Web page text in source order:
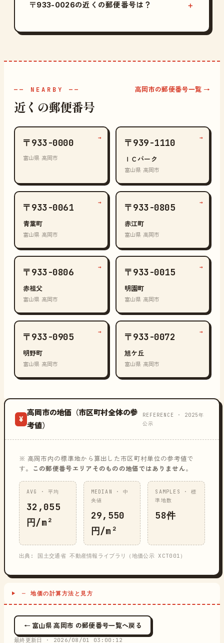
〒933-0026の近くの郵便番号は？
—— NEARBY ——
近くの郵便番号
高岡市の郵便番号一覧 →
〒933-0000
富山県 高岡市
→ 〒939-1110
ＩＣパーク
富山県 高岡市
→
〒933-0061
青葉町
富山県 高岡市
→ 〒933-0805
赤江町
富山県 高岡市
→
〒933-0806
赤祖父
富山県 高岡市
→ 〒933-0015
明園町
富山県 高岡市
→
〒933-0905
明野町
富山県 高岡市
→ 〒933-0072
旭ケ丘
富山県 高岡市
→
¥
高岡市の地価（市区町村全体の参
考値）
REFERENCE · 2025年
公示
※ 高岡市内の標準地から算出した市区町村単位の参考値で
す。
この郵便番号エリアそのものの地価ではありません。
AVG · 平均
32,055
円/m²
MEDIAN · 中
央値
29,550
円/m²
SAMPLES · 標
準地数
58件
出典: 国土交通省 不動産情報ライブラリ（地価公示 XCT001）
─ 地価の計算方法と見方
← 富山県 高岡市 の郵便番号一覧へ戻る
最終更新日 · 2026/08/01 03:00:12